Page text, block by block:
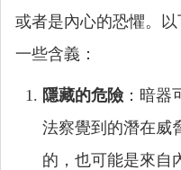
或者是內心的恐懼。
一些含義：
隱藏的危險：暗器
法察覺到的潛在威
的，也可能是來自